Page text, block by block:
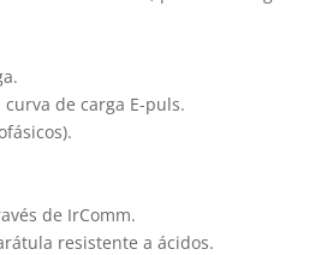
de carga E-puls.
de IrComm.
resistente a ácidos.